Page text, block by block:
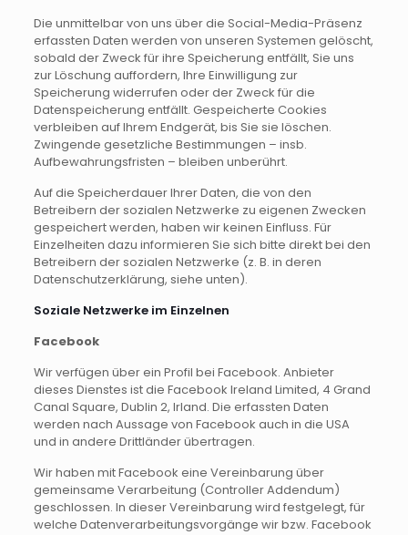
Die unmittelbar von uns über die Social-Media-Präsenz
erfassten Daten werden von unseren Systemen gelöscht,
sobald der Zweck für ihre Speicherung entfällt, Sie uns
zur Löschung auffordern, Ihre Einwilligung zur
Speicherung widerrufen oder der Zweck für die
Datenspeicherung entfällt. Gespeicherte Cookies
verbleiben auf Ihrem Endgerät, bis Sie sie löschen.
Zwingende gesetzliche Bestimmungen – insb.
Aufbewahrungsfristen – bleiben unberührt.
Auf die Speicherdauer Ihrer Daten, die von den
Betreibern der sozialen Netzwerke zu eigenen Zwecken
gespeichert werden, haben wir keinen Einfluss. Für
Einzelheiten dazu informieren Sie sich bitte direkt bei den
Betreibern der sozialen Netzwerke (z. B. in deren
Datenschutzerklärung, siehe unten).
Soziale Netzwerke im Einzelnen
Facebook
Wir verfügen über ein Profil bei Facebook. Anbieter
dieses Dienstes ist die Facebook Ireland Limited, 4 Grand
Canal Square, Dublin 2, Irland. Die erfassten Daten
werden nach Aussage von Facebook auch in die USA
und in andere Drittländer übertragen.
Wir haben mit Facebook eine Vereinbarung über
gemeinsame Verarbeitung (Controller Addendum)
geschlossen. In dieser Vereinbarung wird festgelegt, für
welche Datenverarbeitungsvorgänge wir bzw. Facebook